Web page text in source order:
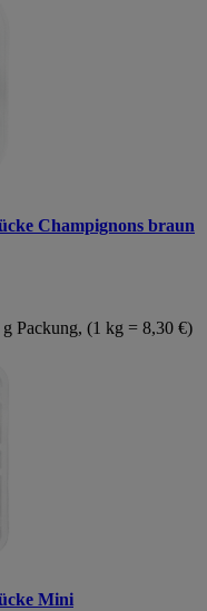
Champignons braun
Packung, (1 kg = 8,30 €)
Mini